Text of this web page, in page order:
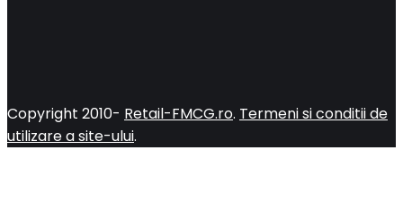
Copyright 2010- Retail-FMCG.ro. Termeni si conditii de
utilizare a site-ului.